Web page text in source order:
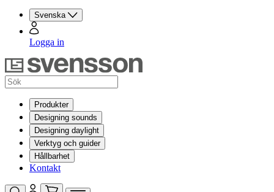
Svenska
Logga in
Produkter
Designing sounds
Designing daylight
Verktyg och guider
Hållbarhet
Kontakt